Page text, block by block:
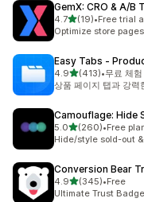
GemX: CRO & A/B
4.7별 5개 중
(19)
총 리뷰 19개
•Free trial
Optimize store
Easy Tabs ‑
4.9별 5개 중
(413)
총 리뷰 413개
•무료 체
상품 페이지 탭과 강력
Camouflage: Hide
5.0별 5개 중
(260)
총 리뷰 260개
•Free
Hide/style sold-out
Conversion Bear
4.9별 5개 중
(345)
총 리뷰 345개
•Free
Ultimate Trust